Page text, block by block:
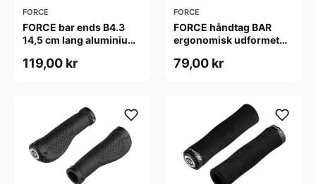
FORCE
FORCE bar ends B4.3
14,5 cm lang aluminium
119,00 kr
FORCE
FORCE håndtag BAR
ergonomisk udformet
79,00 kr